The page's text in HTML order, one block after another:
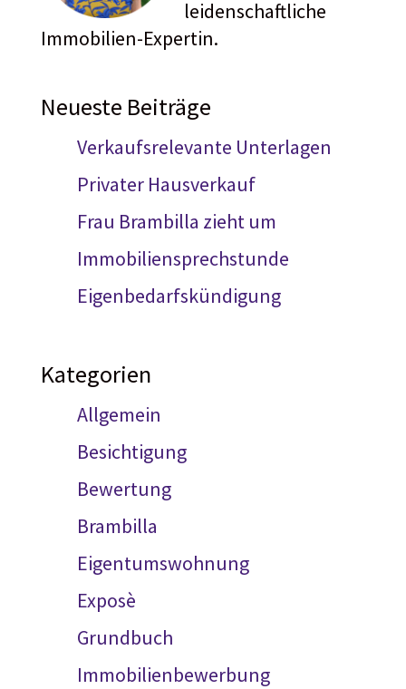
leidenschaftliche
Immobilien-Expertin.
Neueste Beiträge
Verkaufsrelevante Unterlagen
Privater Hausverkauf
Frau Brambilla zieht um
Immobiliensprechstunde
Eigenbedarfskündigung
Kategorien
Allgemein
Besichtigung
Bewertung
Brambilla
Eigentumswohnung
Exposè
Grundbuch
Immobilienbewerbung